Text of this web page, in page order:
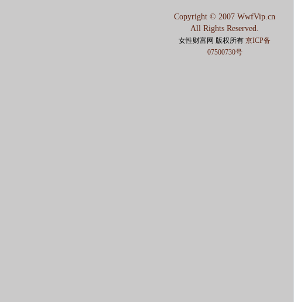
Copyright © 2007 WwfVip.cn
All Rights Reserved.
女性财富网 版权所有 京ICP备
07500730号